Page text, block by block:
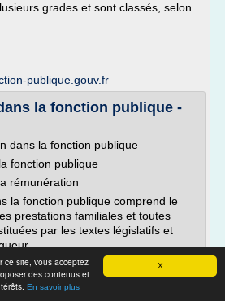
X
ce site, vous acceptez
des contenus et
En savoir plus
grades et sont classés, selon
publique.gouv.fr
la fonction publique -
dans la fonction publique
fonction publique
rémunération
la fonction publique comprend le
prestations familiales et toutes
par les textes législatifs et
(T.B) :